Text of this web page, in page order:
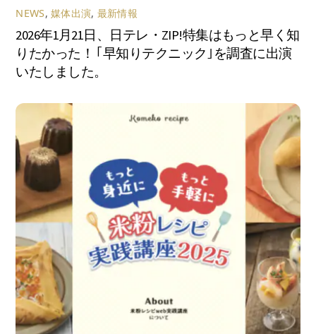
NEWS,媒体出演, 最新情報
2026年1月21日、日テレ・ZIP!特集はもっと早く知
りたかった！ ｢早知りテクニック｣を調査に出演
いたしました。